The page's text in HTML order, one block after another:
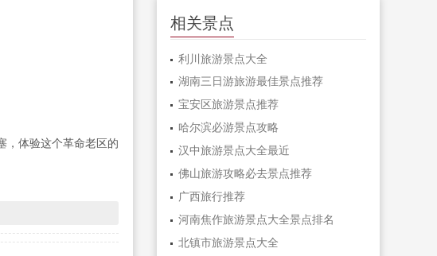
，体验这个革命老区的
相关景点
利川旅游景点大全
湖南三日游旅游最佳景点推荐
宝安区旅游景点推荐
哈尔滨必游景点攻略
汉中旅游景点大全最近
佛山旅游攻略必去景点推荐
广西旅行推荐
河南焦作旅游景点大全景点排名
北镇市旅游景点大全